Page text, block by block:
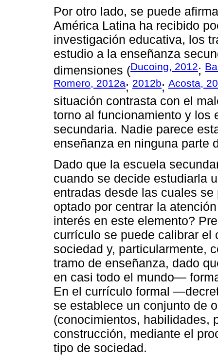
Por otro lado, se puede
América Latina ha recibido
investigación educativa, los
estudio a la enseñanza
dimensiones (Ducoing, 2012;
Romero, 2012a; 2012b; Acosta,
situación contrasta con el
torno al funcionamiento y los
secundaria. Nadie parece
enseñanza en ninguna parte
Dado que la escuela
cuando se decide estudiarla
entradas desde las cuales
optado por centrar la
interés en este elemento?
currículo se puede calibrar el
sociedad y, particularmente,
tramo de enseñanza, dado
en casi todo el mundo—
En el currículo formal
se establece un conjunto de
(conocimientos, habilidades,
construcción, mediante el
tipo de sociedad.